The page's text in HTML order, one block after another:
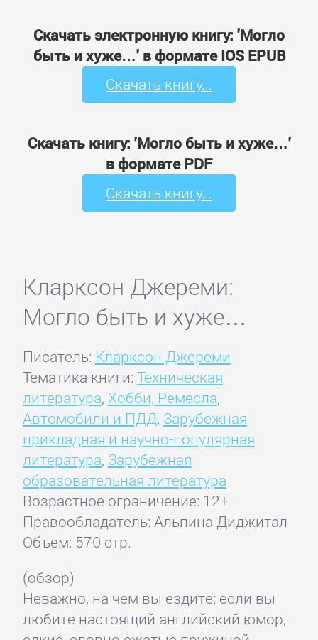
Скачать электронную книгу: 'Могло
быть и хуже…' в формате IOS EPUB
Скачать книгу...
Скачать книгу: 'Могло быть и хуже…'
в формате PDF
Скачать книгу...
Кларксон Джереми:
Могло быть и хуже…
Писатель: Кларксон Джереми
Тематика книги: Техническая
литература, Хобби, Ремесла,
Автомобили и ПДД, Зарубежная
прикладная и научно-популярная
литература, Зарубежная
образовательная литература
Возрастное ограничение: 12+
Правообладатель: Альпина Диджитал
Объем: 570 стр.
(обзор)
Неважно, на чем вы ездите: если вы
любите настоящий английский юмор,